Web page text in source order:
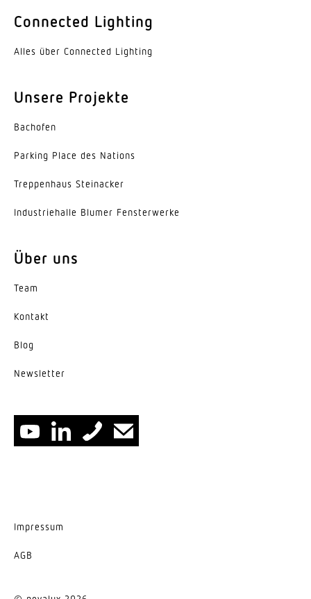
Connected Lighting
Alles über Connected Lighting
Unsere Projekte
Bachofen
Parking Place des Nations
Trep­penhaus Steinacker
Indus­trie­halle Blumer Fensterwerke
Über uns
Team
Kontakt
Blog
News­letter
Impressum
AGB